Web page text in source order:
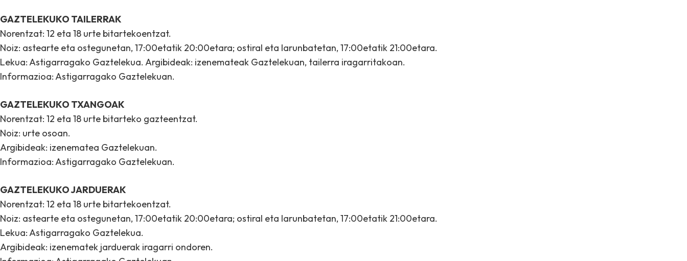
GAZTELEKUKO TAILERRAK
Norentzat: 12 eta 18 urte bitartekoentzat.
Noiz: astearte eta ostegunetan, 17:00etatik 20:00etara; ostiral eta larunbatetan, 17:00etatik 21:00etara.
Lekua: Astigarragako Gaztelekua. Argibideak: izenemateak Gaztelekuan, tailerra iragarritakoan.
Informazioa: Astigarragako Gaztelekuan.
GAZTELEKUKO TXANGOAK
Norentzat: 12 eta 18 urte bitarteko gazteentzat.
Noiz: urte osoan.
Argibideak: izenematea Gaztelekuan.
Informazioa: Astigarragako Gaztelekuan.
GAZTELEKUKO JARDUERAK
Norentzat: 12 eta 18 urte bitartekoentzat.
Noiz: astearte eta ostegunetan, 17:00etatik 20:00etara; ostiral eta larunbatetan, 17:00etatik 21:00etara.
Lekua: Astigarragako Gaztelekua.
Argibideak: izenematek jarduerak iragarri ondoren.